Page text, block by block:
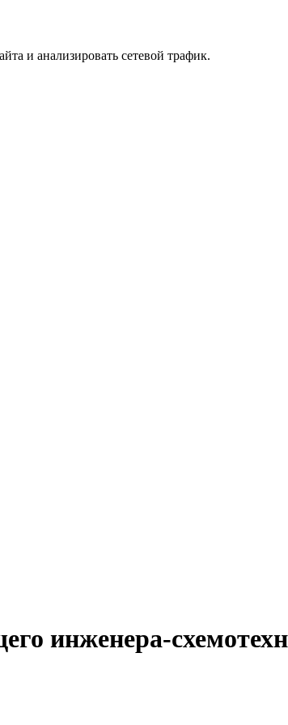
и анализировать сетевой трафик.
инженера-